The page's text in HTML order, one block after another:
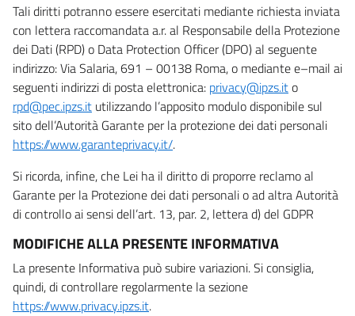
Tali diritti potranno essere esercitati mediante richiesta inviata
con lettera raccomandata a.r. al Responsabile della Protezione
dei Dati (RPD) o Data Protection Officer (DPO) al seguente
indirizzo: Via Salaria, 691 – 00138 Roma, o mediante e–mail ai
seguenti indirizzi di posta elettronica: privacy@ipzs.ito
rpd@pec.ipzs.it utilizzando l’apposito modulo disponibile sul
sito dell’Autorità Garante per la protezione dei dati personali
https://www.garanteprivacy.it/.
Si ricorda, infine, che Lei ha il diritto di proporre reclamo al
Garante per la Protezione dei dati personali o ad altra Autorità
di controllo ai sensi dell’art. 13, par. 2, lettera d) del GDPR
MODIFICHE ALLA PRESENTE INFORMATIVA
La presente Informativa può subire variazioni. Si consiglia,
quindi, di controllare regolarmente la sezione
https://www.privacy.ipzs.it.